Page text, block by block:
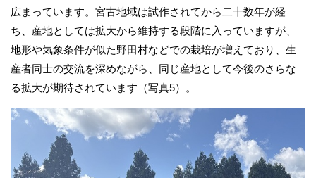
広まっています。宮古地域は試作されてから二十数年が経
ち、産地としては拡大から維持する段階に入っていますが、
地形や気象条件が似た野田村などでの栽培が増えており、生
産者同士の交流を深めながら、同じ産地として今後のさらな
る拡大が期待されています（写真5）。